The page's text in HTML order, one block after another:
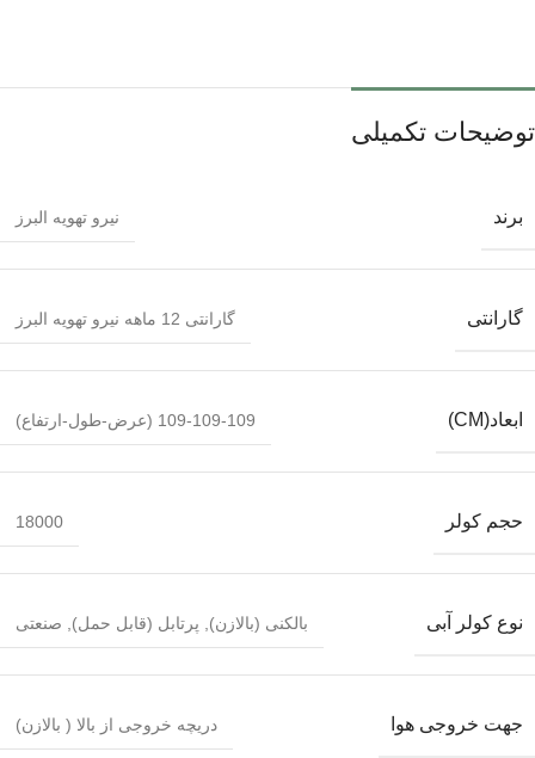
توضیحات تکمیلی
برند نیرو تهویه البرز
گارانتی گارانتی 12 ماهه نیرو تهویه البرز
ابعاد(CM) 109-109-109 (عرض-طول-ارتفاع)
حجم کولر 18000
نوع کولر آبی بالکنی (بالازن) پرتابل (قابل حمل) صنعتی
جهت خروجی هوا دریچه خروجی از بالا ( بالازن)